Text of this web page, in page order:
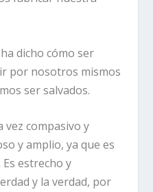
dicho cómo ser
por nosotros mismos
ser salvados.
vez compasivo y
y amplio, ya que es
estrecho y
y la verdad, por